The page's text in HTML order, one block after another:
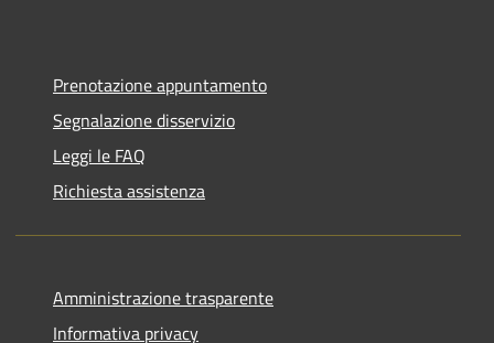
Prenotazione appuntamento
Segnalazione disservizio
Leggi le FAQ
Richiesta assistenza
Amministrazione trasparente
Informativa privacy